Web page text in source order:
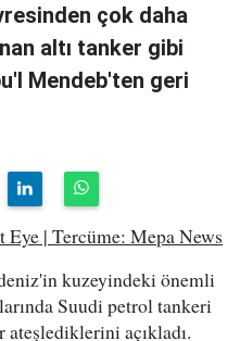
çok daha
altı tanker gibi
Mendeb'ten geri
| Tercüme: Mepa News
kuzeyindeki önemli
Suudi petrol tankeri
açıkladı.